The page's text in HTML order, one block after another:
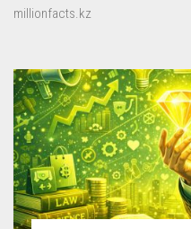
millionfacts.kz